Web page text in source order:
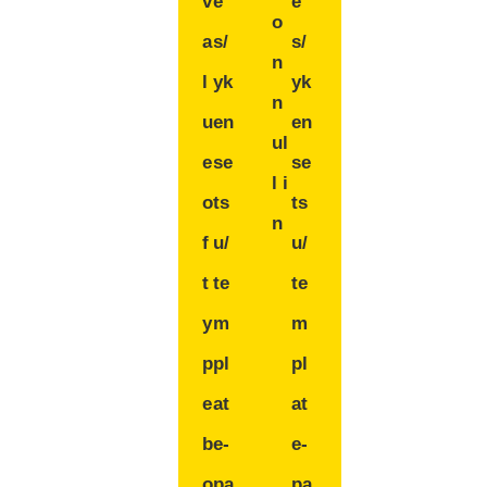
a
u
e
o
f
t
y
p
e
b
s/
yk
en
se
ts
u/
te
m
pl
at
e-
o
n
n
ul
l i
n
s/
yk
en
se
ts
u/
te
m
pl
at
e-